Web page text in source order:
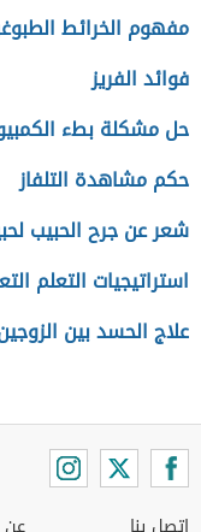
مفهوم الخرائط
فوائد الفريز
حل مشكلة بطء
حكم مشاهدة التلفاز
شعر عن جرح الحبيب
استراتيجيات التعلم
علاج الحسد بين